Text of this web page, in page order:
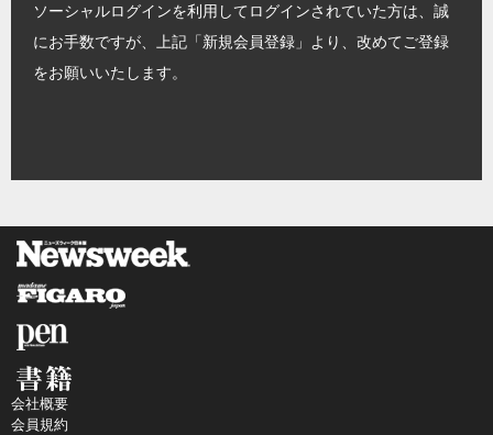
ソーシャルログインを利用してログインされていた方は、誠
にお手数ですが、上記「新規会員登録」より、改めてご登録
をお願いいたします。
会社概要
会員規約